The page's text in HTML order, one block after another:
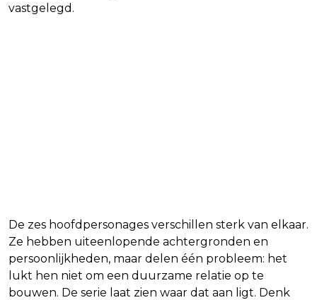
vastgelegd.
De zes hoofdpersonages verschillen sterk van elkaar.
Ze hebben uiteenlopende achtergronden en
persoonlijkheden, maar delen één probleem: het
lukt hen niet om een duurzame relatie op te
bouwen. De serie laat zien waar dat aan ligt. Denk